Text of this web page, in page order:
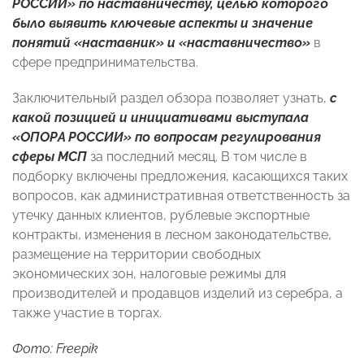
РОССИИ» по наставничеству, целью которого
было выявить ключевые аспекты и значение
понятий «наставник» и «наставничество» в
сфере предпринимательства.
Заключительный раздел обзора позволяет узнать, с
какой позицией и инициативами выступала
«ОПОРА РОССИИ» по вопросам регулирования
сферы МСП за последний месяц. В том числе в
подборку включены предложения, касающихся таких
вопросов, как административная ответственность за
утечку данных клиентов, рублевые экспортные
контракты, изменения в лесном законодательстве,
размещение на территории свободных
экономических зон, налоговые режимы для
производителей и продавцов изделий из серебра, а
также участие в торгах.
Фото: Freepik